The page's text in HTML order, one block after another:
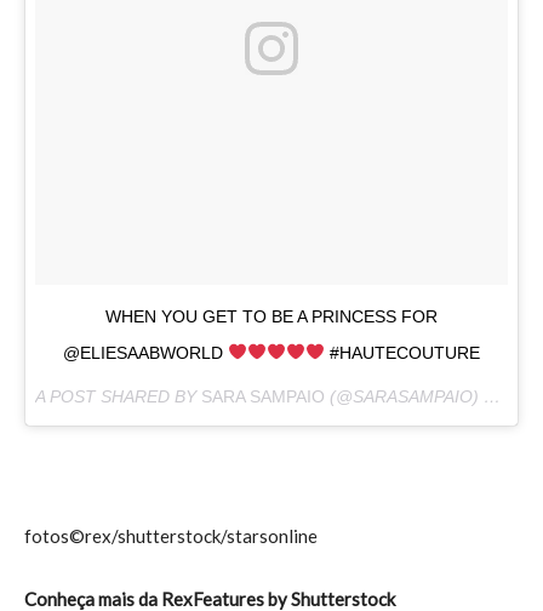
WHEN YOU GET TO BE A PRINCESS FOR
@ELIESAABWORLD
#HAUTECOUTURE
A POST SHARED BY SARA SAMPAIO (@SARASAMPAIO) ON
fotos©rex/shutterstock/starsonline
Conheça mais da RexFeatures by Shutterstock